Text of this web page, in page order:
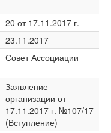
20 от 17.11.2017 г.
23.11.2017
Совет Ассоциации
Заявление
организации от
17.11.2017 г. №107/17
(Вступление)